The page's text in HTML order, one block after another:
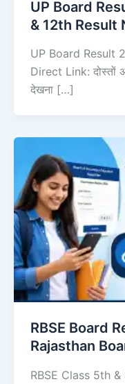
UP Board
& 12th Result
UP Board Result
Direct Link: दोस्तों
देखना […]
RBSE Board
Rajasthan
RBSE Class 5th